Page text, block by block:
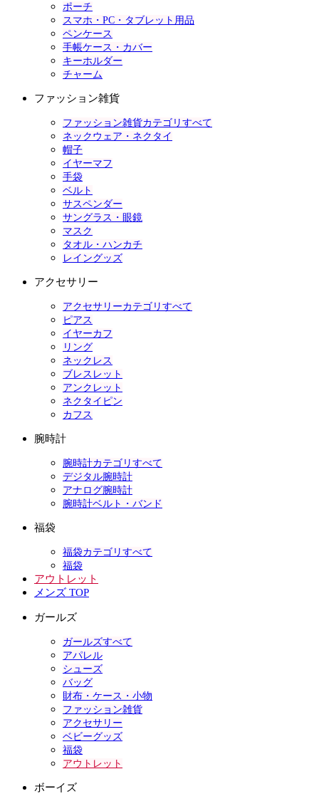
ポーチ
スマホ・PC・タブレット用品
ペンケース
手帳ケース・カバー
キーホルダー
チャーム
ファッション雑貨
ファッション雑貨カテゴリすべて
ネックウェア・ネクタイ
帽子
イヤーマフ
手袋
ベルト
サスペンダー
サングラス・眼鏡
マスク
タオル・ハンカチ
レイングッズ
アクセサリー
アクセサリーカテゴリすべて
ピアス
イヤーカフ
リング
ネックレス
ブレスレット
アンクレット
ネクタイピン
カフス
腕時計
腕時計カテゴリすべて
デジタル腕時計
アナログ腕時計
腕時計ベルト・バンド
福袋
福袋カテゴリすべて
福袋
アウトレット
メンズ TOP
ガールズ
ガールズすべて
アパレル
シューズ
バッグ
財布・ケース・小物
ファッション雑貨
アクセサリー
ベビーグッズ
福袋
アウトレット
ボーイズ